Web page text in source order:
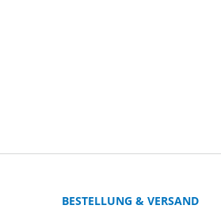
BESTELLUNG & VERSAND